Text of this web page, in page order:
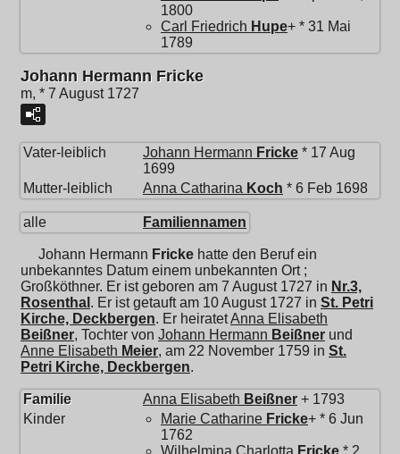
1800
Carl Friedrich Hupe+ * 31 Mai
1789
Johann Hermann Fricke
m, * 7 August 1727
Vater-leiblich Johann Hermann Fricke * 17 Aug
1699
Mutter-leiblich
Anna Catharina Koch * 6 Feb 1698
alle Familiennamen
Johann Hermann Fricke hatte den Beruf ein
unbekanntes Datum einem unbekannten Ort ;
Großköthner. Er ist geboren am 7 August 1727 in Nr.3,
Rosenthal . Er ist getauft am 10 August 1727 in St. Petri
Kirche, Deckbergen. Er heiratetAnna Elisabeth
Beißner, Tochter von Johann Hermann Beißner und
Anne Elisabeth Meier, am 22 November 1759 in St.
Petri Kirche, Deckbergen.
Familie Anna Elisabeth Beißner + 1793
Kinder
Marie Catharine Fricke+ * 6 Jun
1762
Wilhelmina Charlotta Fricke * 2